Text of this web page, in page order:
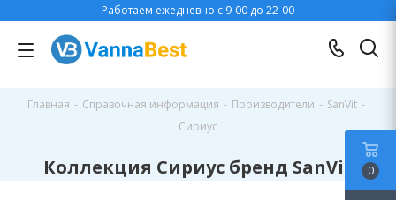
Работаем ежедневно с 9-00 до 22-00
Главная - Справочная информация - Производители - SanVit -
Сириус
Коллекция Сириус бренд SanVit 0